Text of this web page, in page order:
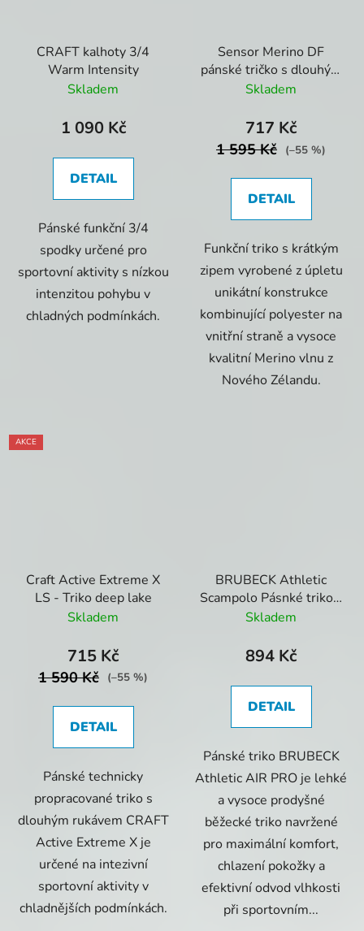
CRAFT kalhoty 3/4
Warm Intensity
Skladem
1 090 Kč
DETAIL
Pánské funkční 3/4
spodky určené pro
sportovní aktivity s nízkou
intenzitou pohybu v
chladných podmínkách.
Sensor Merino DF
pánské tričko s dlouhým
rukávem tmavě modré
Skladem
717 Kč
1 595 Kč (–55 %)
DETAIL
Funkční triko s krátkým
zipem vyrobené z úpletu
unikátní konstrukce
kombinující polyester na
vnitřní straně a vysoce
kvalitní Merino vlnu z
Nového Zélandu.
AKCE
Craft Active Extreme X
LS - Triko deep lake
Skladem
715 Kč
1 590 Kč (–55 %)
DETAIL
Pánské technicky
propracované triko s
dlouhým rukávem CRAFT
Active Extreme X je
určené na intezivní
sportovní aktivity v
chladnějších podmínkách.
BRUBECK Athletic
Scampolo Pásnké triko -
Červená
Skladem
894 Kč
DETAIL
Pánské triko BRUBECK
Athletic AIR PRO je lehké
a vysoce prodyšné
běžecké triko navržené
pro maximální komfort,
chlazení pokožky a
efektivní odvod vlhkosti
při sportovním...